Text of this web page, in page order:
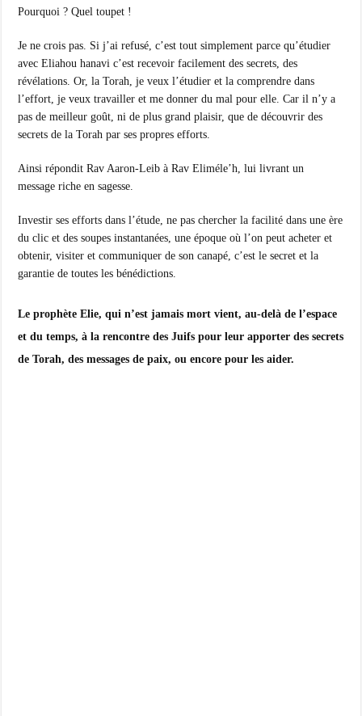
Pourquoi ? Quel toupet !
Je ne crois pas. Si j’ai refusé, c’est tout simplement parce qu’étudier
avec Eliahou hanavi c’est recevoir facilement des secrets, des
révélations. Or, la Torah, je veux l’étudier et la comprendre dans
l’effort, je veux travailler et me donner du mal pour elle. Car il n’y a
pas de meilleur goût, ni de plus grand plaisir, que de découvrir des
secrets de la Torah par ses propres efforts.
Ainsi répondit Rav Aaron-Leib à Rav Eliméle’h, lui livrant un
message riche en sagesse.
Investir ses efforts dans l’étude, ne pas chercher la facilité dans une ère
du clic et des soupes instantanées, une époque où l’on peut acheter et
obtenir, visiter et communiquer de son canapé, c’est le secret et la
garantie de toutes les bénédictions.
Le prophète Elie, qui n’est jamais mort vient, au-delà de l’espace
et du temps, à la rencontre des Juifs pour leur apporter des secrets
de Torah, des messages de paix, ou encore pour les aider.